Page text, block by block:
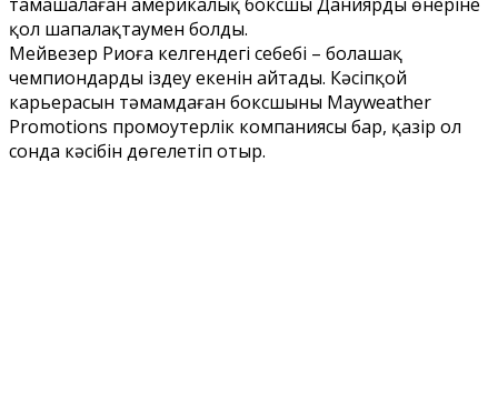
қол шапалақтаумен болды.
Мейвезер Риоға келгендегі себебі – болашақ
чемпиондарды іздеу екенін айтады. Кәсіпқой
карьерасын тәмамдаған боксшының Mayweather
Promotions промоутерлік компаниясы бар, қазір ол
сонда кәсібін дөңгелетіп отыр.